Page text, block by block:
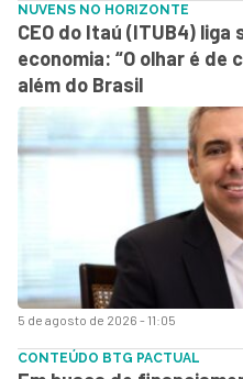
5 de agosto de 2026 - 11:05
NUVENS NO HORIZONTE
CEO do Itaú (ITUB4) liga
economia: “O olhar é de
além do Brasil
CONTEÚDO BTG PACTUAL